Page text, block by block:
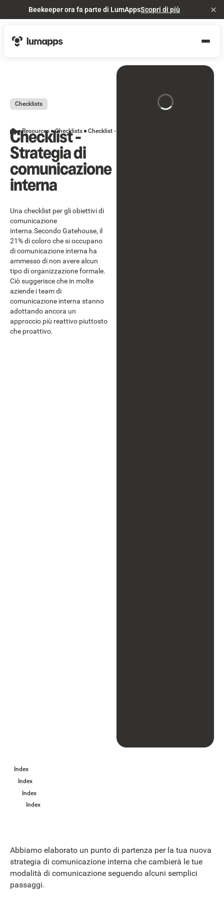
Beekeeper ora fa parte di LumAppsScopri di più
Checklists
Checklist -
Strategia di
comunicazione
interna
Una checklist per gli obiettivi di
comunicazione
interna.Secondo Gatehouse, il
21% di coloro che si occupano
di comunicazione interna ha
ammesso di non avere alcun
tipo di organizzazione formale.
Ciò suggerisce che in molte
aziende i team di
comunicazione interna stanno
adottando ancora un
approccio più reattivo piuttosto
che proattivo.
Resources Checklists
Index
Index
Index
Index
Abbiamo elaborato un punto di partenza per la tua nuova
strategia di comunicazione interna che cambierà le tue
modalità di comunicazione seguendo alcuni semplici
passaggi.